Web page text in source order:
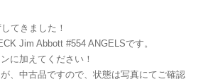
てきました！
Jim Abbott #554 ANGELSです。
に加えてください！
、中古品ですので、状態は写真にてご確認